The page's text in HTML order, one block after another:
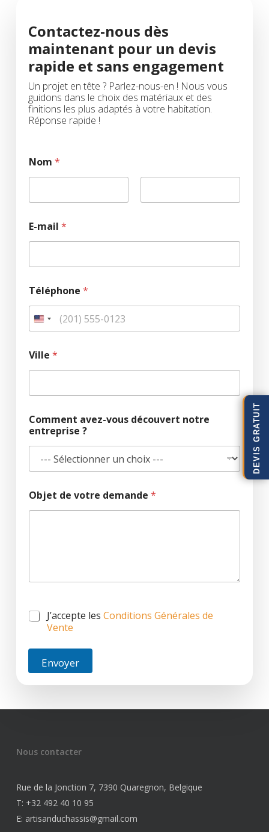
Contactez-nous dès
maintenant pour un devis
rapide et sans engagement
Un projet en tête ? Parlez-nous-en ! Nous vous
guidons dans le choix des matériaux et des
finitions les plus adaptés à votre habitation.
Réponse rapide !
*
n
t
e
Nom *
E-mail *
Téléphone *
Ville *
Comment avez-vous découvert notre
entreprise ?
Objet de votre demande *
J’accepte les Conditions Générales de
Vente
Envoyer
Nous contacter
Rue de la Jonction 7, 7390 Quaregnon, Belgique
T: +32 492 40 10 95
E: artisanduchassis@gmail.com
DEVIS GRATUIT